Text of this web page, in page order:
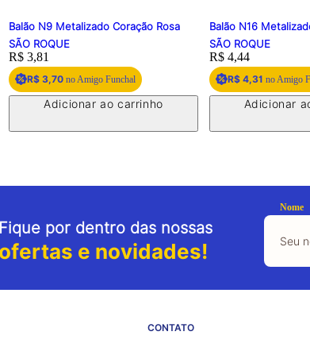
Balão N9 Metalizado Coração Rosa
SÃO ROQUE
Price:
R$ 3,81
R$ 3,70 no Amigo Funchal
Adicionar ao carrinho
Balão N16
SÃO ROQUE
Price:
R$ 4,44
R$ 4,31 no Amigo
Adicionar
Fique por dentro das nossas
ofertas e novidades!
Nome
CONTATO